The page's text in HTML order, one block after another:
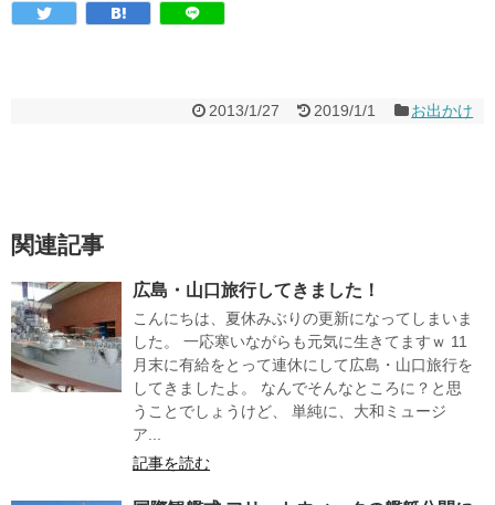
2013/1/27 2019/1/1 お出かけ
関連記事
広島・山口旅行してきました！
こんにちは、夏休みぶりの更新になってしまいま
した。 一応寒いながらも元気に生きてますｗ 11
月末に有給をとって連休にして広島・山口旅行を
してきましたよ。 なんでそんなところに？と思
うことでしょうけど、 単純に、大和ミュージ
ア...
記事を読む